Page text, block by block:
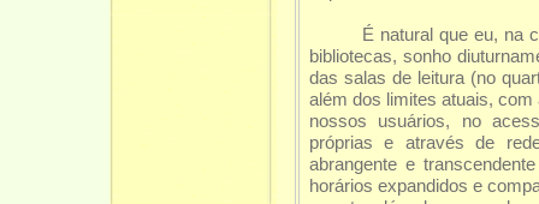
É natural que eu, na
bibliotecas, sonho
das salas de leitura (no
além dos limites atuais,
nossos usuários, no
próprias e através de
abrangente e
horários expandidos e